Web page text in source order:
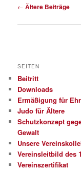
Beitragsnavigation
← Ältere Beiträge
SEITEN
Beitritt
Downloads
Ermäßigung für
Judo für Ältere
Schutzkonzept
Gewalt
Unsere
Vereinsleitbild des
Vereinszertifikat